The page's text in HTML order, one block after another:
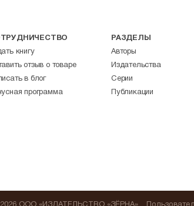
книгу
отзыв о товаре
в блог
программа
РАЗДЕЛЫ
Авторы
Издательства
Серии
Публикации